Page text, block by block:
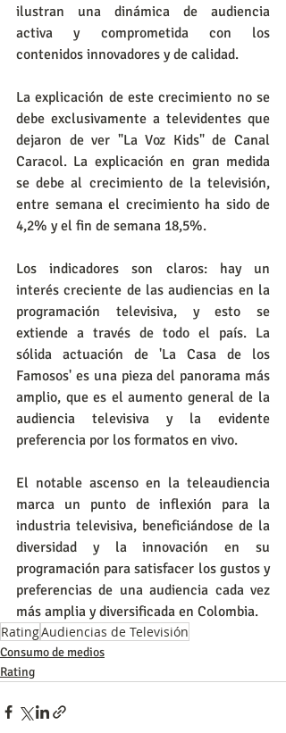
ilustran una dinámica de audiencia
activa y comprometida con los
contenidos innovadores y de calidad.
La explicación de este crecimiento no se
debe exclusivamente a televidentes que
dejaron de ver "La Voz Kids" de Canal
Caracol. La explicación en gran medida
se debe al crecimiento de la televisión,
entre semana el crecimiento ha sido de
4,2% y el fin de semana 18,5%.
Los indicadores son claros: hay un
interés creciente de las audiencias en la
programación televisiva, y esto se
extiende a través de todo el país. La
sólida actuación de 'La Casa de los
Famosos' es una pieza del panorama más
amplio, que es el aumento general de la
audiencia televisiva y la evidente
preferencia por los formatos en vivo.
El notable ascenso en la teleaudiencia
marca un punto de inflexión para la
industria televisiva, beneficiándose de la
diversidad y la innovación en su
programación para satisfacer los gustos y
preferencias de una audiencia cada vez
más amplia y diversificada en Colombia.
RatingAudiencias de Televisión
Consumo de medios
Rating